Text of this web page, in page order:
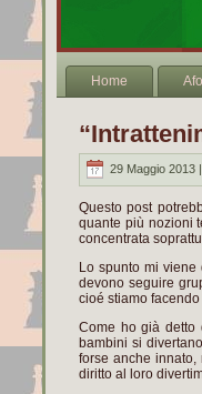
Home
29 Maggio 2013 |
Questo post
quante più nozioni
concentrata
Lo spunto mi
devono seguire
cioé stiamo
Come ho già detto
bambini si
forse anche
diritto al loro